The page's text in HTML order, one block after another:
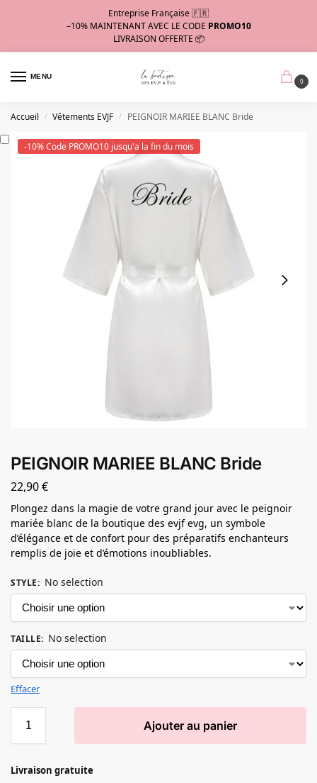
Entreprise Française 🇫🇷
–10% MAINTENANT AVEC LE CODE PROMO10
LIVRAISON OFFERTE 📦
MENU
0
Accueil / Vêtements EVJF / PEIGNOIR MARIEE BLANC Bride
-10% Code PROMO10 jusqu'a la fin du mois
PEIGNOIR MARIEE BLANC Bride
22,90€
Plongez dans la magie de votre grand jour avec le peignoir
mariée blanc de la boutique des evjf evg, un symbole
d’élégance et de confort pour des préparatifs enchanteurs
remplis de joie et d’émotions inoubliables.
STYLE: No selection
TAILLE: No selection
Effacer
Ajouter au panier
Livraison gratuite